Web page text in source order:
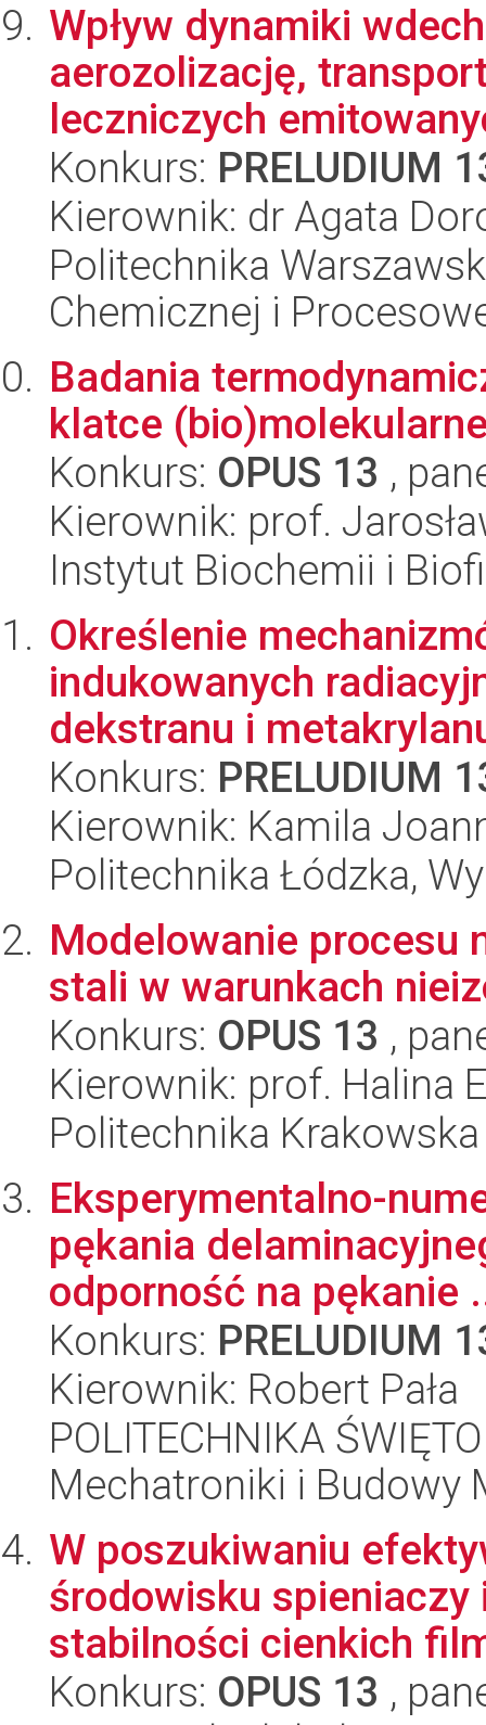
Wpływ dynamiki
aerozolizację,
leczniczych
Konkurs: PRELUDIUM
Kierownik: dr Agata
Politechnika
Chemicznej i
Badania
klatce
Konkurs: OPUS 13 ,
Kierownik: prof.
Instytut Biochemii i
Określenie
indukowanych
dekstranu i
Konkurs: PRELUDIUM
Kierownik: Kamila
Politechnika Łódzka,
Modelowanie procesu
stali w warunkach
Konkurs: OPUS 13 ,
Kierownik: prof. Halina
Politechnika
Eksperymentalno-
pękania
odporność na pękanie
Konkurs: PRELUDIUM
Kierownik: Robert Pała
POLITECHNIKA
Mechatroniki i Budowy
W poszukiwaniu
środowisku
stabilności cienkich
Konkurs: OPUS 13 ,